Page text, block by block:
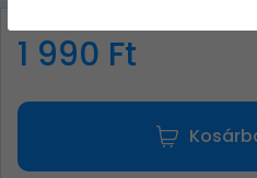
1 990 Ft